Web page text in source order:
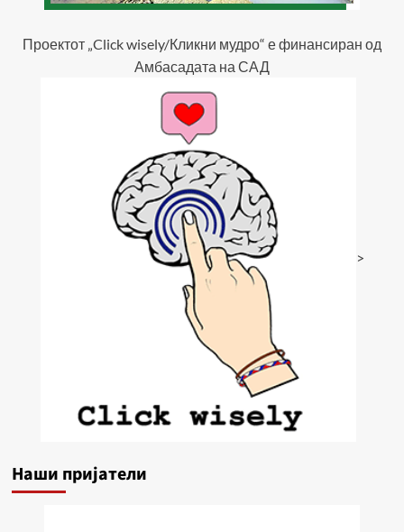
Проектот „Click wisely/Кликни мудро“ е финансиран од
Амбасадата на САД
>
Наши пријатели